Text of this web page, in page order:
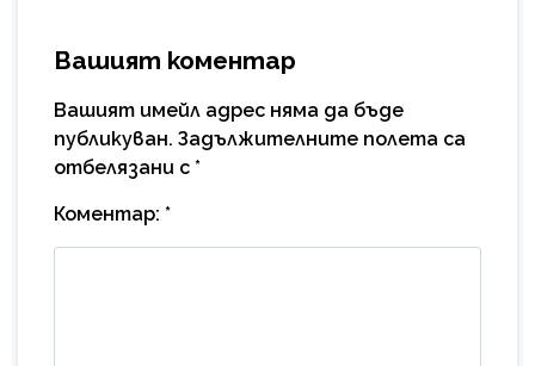
Вашият коментар
Вашият имейл адрес няма да бъде
публикуван. Задължителните полета са
отбелязани с *
Коментар: *